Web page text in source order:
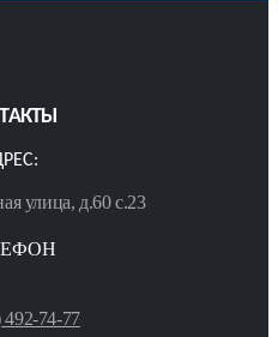
улица, д.60 с.23
492-74-77